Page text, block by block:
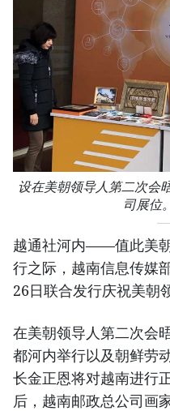
设在美朝领导人第二次会
司展位
越通社河内——值此美
行之际，越南信息传媒
26日联合发行庆祝美朝
在美朝领导人第二次会
都河内举行以及朝鲜劳
长金正恩将对越南进行
后，越南邮政总公司画